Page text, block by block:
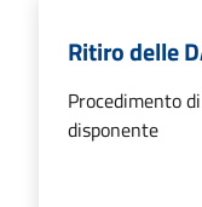
Ritiro delle
Procedimento
disponente